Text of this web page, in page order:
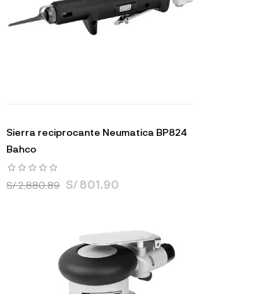
Sierra reciprocante Neumatica BP824
Bahco
S/ 2,880.89 S/ 801.90